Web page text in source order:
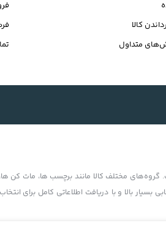
کالا
متداول
مختلف کالا مانند برچسب ها، مات کن
بالا و با دریافت اطلاعاتی کامل برای